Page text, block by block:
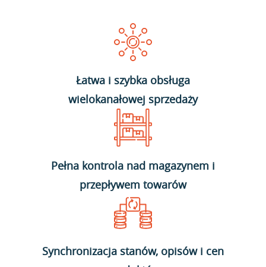
Łatwa i szybka obsługa
wielokanałowej sprzedaży
Pełna kontrola nad magazynem i
przepływem towarów
Synchronizacja stanów, opisów i cen